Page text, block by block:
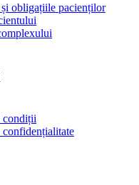
obligațiile pacienților
condiții
confidențialitate